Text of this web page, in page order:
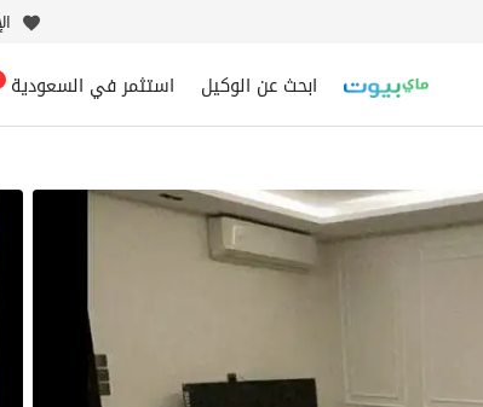
ابحث عن الوكيل استثمر في السعودية